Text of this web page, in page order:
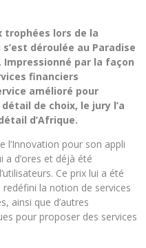
trophées lors de la
déroulée au Paradise
Impressionné par la façon
financiers
amélioré pour
de choix, le jury l’a
d’Afrique.
l’Innovation pour son appli
a d’ores et déjà été
Ce prix lui a été
la notion de services
ainsi que d’autres
pour proposer des services